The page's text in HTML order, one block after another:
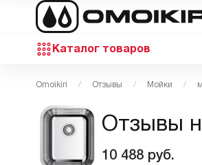
Каталог товаров
Omoikiri Отзывы Мойки
Отзывы
10 488 руб.